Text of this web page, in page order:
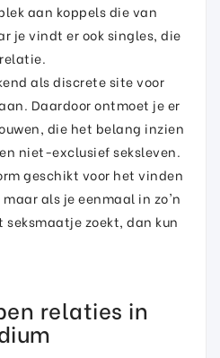
aan koppels die van
je vindt er ook singles, die
als discrete site voor
Daardoor ontmoet je er
die het belang inzien
niet-exclusief seksleven.
geschikt voor het vinden
als je eenmaal in zo'n
zoekt, dan kun
relaties in